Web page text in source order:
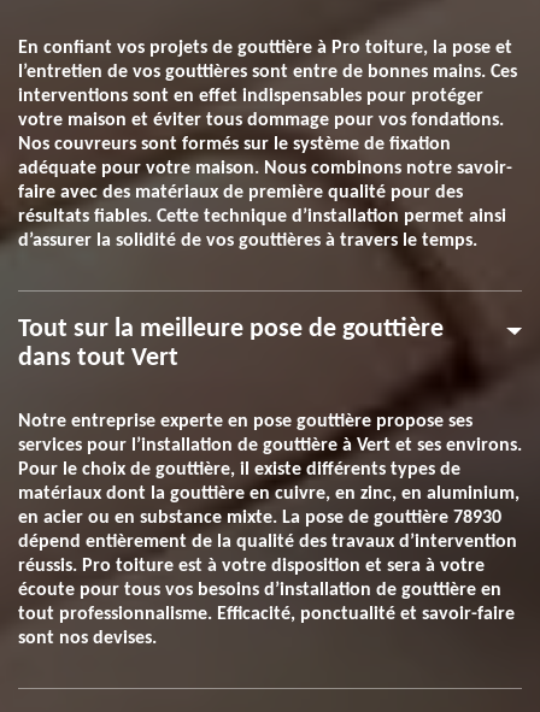
En confiant vos projets de gouttière à Pro toiture, la pose et
l’entretien de vos gouttières sont entre de bonnes mains. Ces
interventions sont en effet indispensables pour protéger
votre maison et éviter tous dommage pour vos fondations.
Nos couvreurs sont formés sur le système de fixation
adéquate pour votre maison. Nous combinons notre savoir-
faire avec des matériaux de première qualité pour des
résultats fiables. Cette technique d’installation permet ainsi
d’assurer la solidité de vos gouttières à travers le temps.
Tout sur la meilleure pose de gouttière
dans tout Vert
Notre entreprise experte en pose gouttière propose ses
services pour l’installation de gouttière à Vert et ses environs.
Pour le choix de gouttière, il existe différents types de
matériaux dont la gouttière en cuivre, en zinc, en aluminium,
en acier ou en substance mixte. La pose de gouttière 78930
dépend entièrement de la qualité des travaux d’intervention
réussis. Pro toiture est à votre disposition et sera à votre
écoute pour tous vos besoins d’installation de gouttière en
tout professionnalisme. Efficacité, ponctualité et savoir-faire
sont nos devises.